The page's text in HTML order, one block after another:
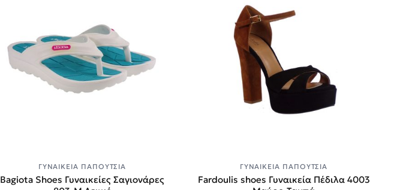
ΓΥΝΑΙΚΕΊΑ ΠΑΠΟΎΤΣΙΑ
Bagiota Shoes Γυναικείες Σαγιονάρες
ΓΥΝΑΙΚΕΊΑ ΠΑΠΟΎΤΣΙΑ
Fardoulis shoes Γυναικεία Πέδιλα 4003